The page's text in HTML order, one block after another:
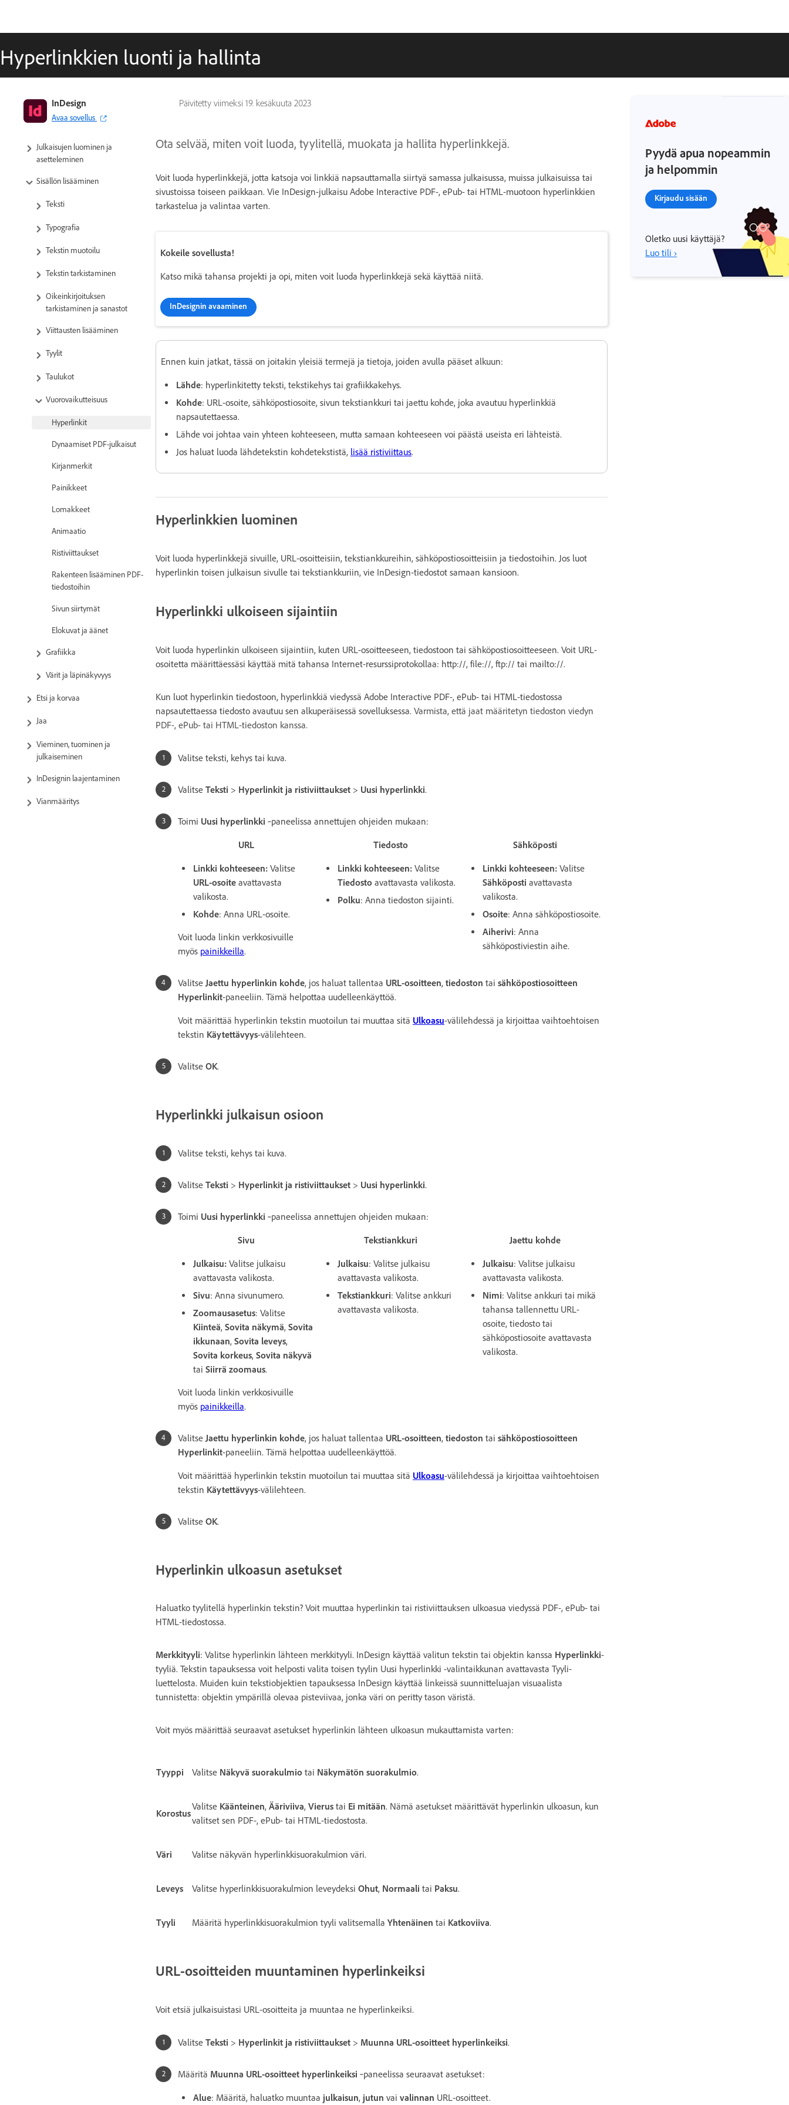
Hyperlinkkien luonti ja hallinta
Päivitetty viimeksi 19. kesäkuuta 2023
InDesign
Avaa sovellus
InDesignin käyttöopas
Tutustu InDesigniin
Julkaisujen luominen ja
asetteleminen
Sisällön lisääminen
Teksti
Typografia
Tekstin muotoilu
Tekstin tarkistaminen
Oikeinkirjoituksen
tarkistaminen ja sanastot
Viittausten lisääminen
Tyylit
Taulukot
Vuorovaikutteisuus
Hyperlinkit
Dynaamiset PDF-julkaisut
Kirjanmerkit
Painikkeet
Lomakkeet
Animaatio
Ristiviittaukset
Rakenteen lisääminen PDF-
tiedostoihin
Sivun siirtymät
Elokuvat ja äänet
Grafiikka
Värit ja läpinäkyvyys
Etsi ja korvaa
Jaa
Vieminen, tuominen ja
julkaiseminen
InDesignin laajentaminen
Vianmääritys
Ota selvää, miten voit luoda, tyylitellä, muokata ja hallita hyperlinkkejä.
Voit luoda hyperlinkkejä, jotta katsoja voi linkkiä napsauttamalla siirtyä samassa julkaisussa, muissa julkaisuissa tai
sivustoissa toiseen paikkaan. Vie InDesign-julkaisu Adobe Interactive PDF-, ePub- tai HTML-muotoon hyperlinkkien
tarkastelua ja valintaa varten.
Kokeile sovellusta!
Katso mikä tahansa projekti ja opi, miten voit luoda hyperlinkkejä sekä käyttää niitä.
InDesignin avaaminen
Ennen kuin jatkat, tässä on joitakin yleisiä termejä ja tietoja, joiden avulla pääset alkuun:
Lähde: hyperlinkitetty teksti, tekstikehys tai grafiikkakehys.
Kohde: URL-osoite, sähköpostiosoite, sivun tekstiankkuri tai jaettu kohde, joka avautuu hyperlinkkiä
napsautettaessa.
Lähde voi johtaa vain yhteen kohteeseen, mutta samaan kohteeseen voi päästä useista eri lähteistä.
Jos haluat luoda lähdetekstin kohdetekstistä, lisää ristiviittaus.
Hyperlinkkien luominen
Voit luoda hyperlinkkejä sivuille, URL-osoitteisiin, tekstiankkureihin, sähköpostiosoitteisiin ja tiedostoihin. Jos luot
hyperlinkin toisen julkaisun sivulle tai tekstiankkuriin, vie InDesign-tiedostot samaan kansioon.
Hyperlinkki ulkoiseen sijaintiin
Voit luoda hyperlinkin ulkoiseen sijaintiin, kuten URL-osoitteeseen, tiedostoon tai sähköpostiosoitteeseen. Voit URL-
osoitetta määrittäessäsi käyttää mitä tahansa Internet-resurssiprotokollaa: http://, file://, ftp:// tai mailto://.
Kun luot hyperlinkin tiedostoon, hyperlinkkiä viedyssä Adobe Interactive PDF-, ePub- tai HTML-tiedostossa
napsautettaessa tiedosto avautuu sen alkuperäisessä sovelluksessa. Varmista, että jaat määritetyn tiedoston viedyn
PDF-, ePub- tai HTML-tiedoston kanssa.
Valitse teksti, kehys tai kuva.
Valitse Teksti > Hyperlinkit ja ristiviittaukset > Uusi hyperlinkki.
Toimi Uusi hyperlinkki ‑paneelissa annettujen ohjeiden mukaan:
URL
Linkki kohteeseen: Valitse
URL-osoite avattavasta
valikosta.
Kohde: Anna URL-osoite.
Voit luoda linkin verkkosivuille
myös painikkeilla.
Tiedosto
Linkki kohteeseen: Valitse
Tiedosto avattavasta valikosta.
Polku: Anna tiedoston sijainti.
Sähköposti
Linkki kohteeseen:Valitse
Sähköposti avattavasta
valikosta.
Osoite: Anna sähköpostiosoite.
Aiherivi: Anna
sähköpostiviestin aihe.
ValitseJaettu hyperlinkin kohde, jos haluat tallentaa URL-osoitteen, tiedoston tai sähköpostiosoitteen
Hyperlinkit-paneeliin. Tämä helpottaa uudelleenkäyttöä.
Voit määrittää hyperlinkin tekstin muotoilun tai muuttaa sitä Ulkoasu-välilehdessä ja kirjoittaa vaihtoehtoisen
tekstin Käytettävyys-välilehteen.
Valitse OK.
Hyperlinkki julkaisun osioon
Valitse teksti, kehys tai kuva.
Valitse Teksti > Hyperlinkit ja ristiviittaukset > Uusi hyperlinkki.
Toimi Uusi hyperlinkki ‑paneelissa annettujen ohjeiden mukaan:
Sivu
Julkaisu: Valitse julkaisu
avattavasta valikosta.
Sivu: Anna sivunumero.
Zoomausasetus: Valitse
Kiinteä, Sovita näkymä, Sovita
ikkunaan, Sovita leveys,
Sovita korkeus, Sovita näkyvä
tai Siirrä zoomaus.
Voit luoda linkin verkkosivuille
myös painikkeilla.
Tekstiankkuri
Julkaisu: Valitse julkaisu
avattavasta valikosta.
Tekstiankkuri: Valitse ankkuri
avattavasta valikosta.
Jaettu kohde
Julkaisu: Valitse julkaisu
avattavasta valikosta.
Nimi: Valitse ankkuri tai mikä
tahansa tallennettu URL-
osoite, tiedosto tai
sähköpostiosoite avattavasta
valikosta.
Valitse Jaettu hyperlinkin kohde, jos haluat tallentaa URL-osoitteen, tiedoston tai sähköpostiosoitteen
Hyperlinkit-paneeliin. Tämä helpottaa uudelleenkäyttöä.
Voit määrittää hyperlinkin tekstin muotoilun tai muuttaa sitä Ulkoasu-välilehdessä ja kirjoittaa vaihtoehtoisen
tekstin Käytettävyys-välilehteen.
Valitse OK.
Hyperlinkin ulkoasun asetukset
Haluatko tyylitellä hyperlinkin tekstin? Voit muuttaa hyperlinkin tai ristiviittauksen ulkoasua viedyssä PDF-, ePub- tai
HTML-tiedostossa.
Merkkityyli: Valitse hyperlinkin lähteen merkkityyli. InDesign käyttää valitun tekstin tai objektin kanssa Hyperlinkki-
tyyliä. Tekstin tapauksessa voit helposti valita toisen tyylin Uusi hyperlinkki -valintaikkunan avattavasta Tyyli-
luettelosta. Muiden kuin tekstiobjektien tapauksessa InDesign käyttää linkeissä suunnitteluajan visuaalista
tunnistetta: objektin ympärillä olevaa pisteviivaa, jonka väri on peritty tason väristä.
Voit myös määrittää seuraavat asetukset hyperlinkin lähteen ulkoasun mukauttamista varten:
Tyyppi Valitse Näkyvä suorakulmio tai Näkymätön suorakulmio.
Korostus
Valitse Käänteinen, Ääriviiva, Vierus tai Ei mitään. Nämä asetukset määrittävät hyperlinkin ulkoasun, kun
valitset sen PDF-, ePub- tai HTML-tiedostosta.
Väri Valitse näkyvän hyperlinkkisuorakulmion väri.
Leveys Valitse hyperlinkkisuorakulmion leveydeksi Ohut, Normaali tai Paksu.
Tyyli Määritä hyperlinkkisuorakulmion tyyli valitsemalla Yhtenäinen tai Katkoviiva.
URL-osoitteiden muuntaminen hyperlinkeiksi
Voit etsiä julkaisuistasi URL-osoitteita ja muuntaa ne hyperlinkeiksi.
Valitse Teksti > Hyperlinkit ja ristiviittaukset > Muunna URL-osoitteet hyperlinkeiksi.
Määritä Muunna URL-osoitteet hyperlinkeiksi ‑paneelissa seuraavat asetukset:
Alue: Määritä, haluatko muuntaa julkaisun, jutun vai valinnan URL-osoitteet.
Pyydä apua nopeammin
ja helpommin
Kirjaudu sisään
Oletko uusi käyttäjä?
Luo tili ›